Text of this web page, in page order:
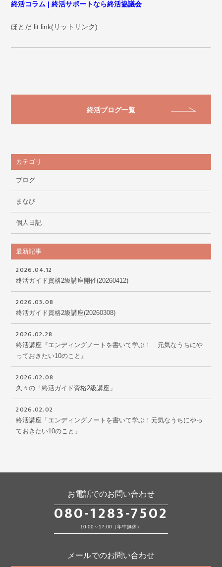
終活コラム | 終活サポートなら終活協議会
ほとだ lit.link(リットリンク)
終活ブログ一覧
カテゴリ
ブログ
まなび
個人日記
最新記事
2026.04.12
終活ガイド資格2級講座開催(20260412)
2026.03.08
終活ガイド資格2級講座(20260308)
2026.02.28
終活講座『エンディングノートを書いて学ぶ！ 元気なうちにや
っておきたい10のこと』
2026.02.08
久々の「終活ガイド資格2級講座」
2026.02.02
終活講座「エンディングノートを書いて学ぶ！元気なうちにやっ
ておきたい10のこと」
お電話でのお問い合わせ
080-1283-7502
10:00～17:00（年中無休）
メールでのお問い合わせ